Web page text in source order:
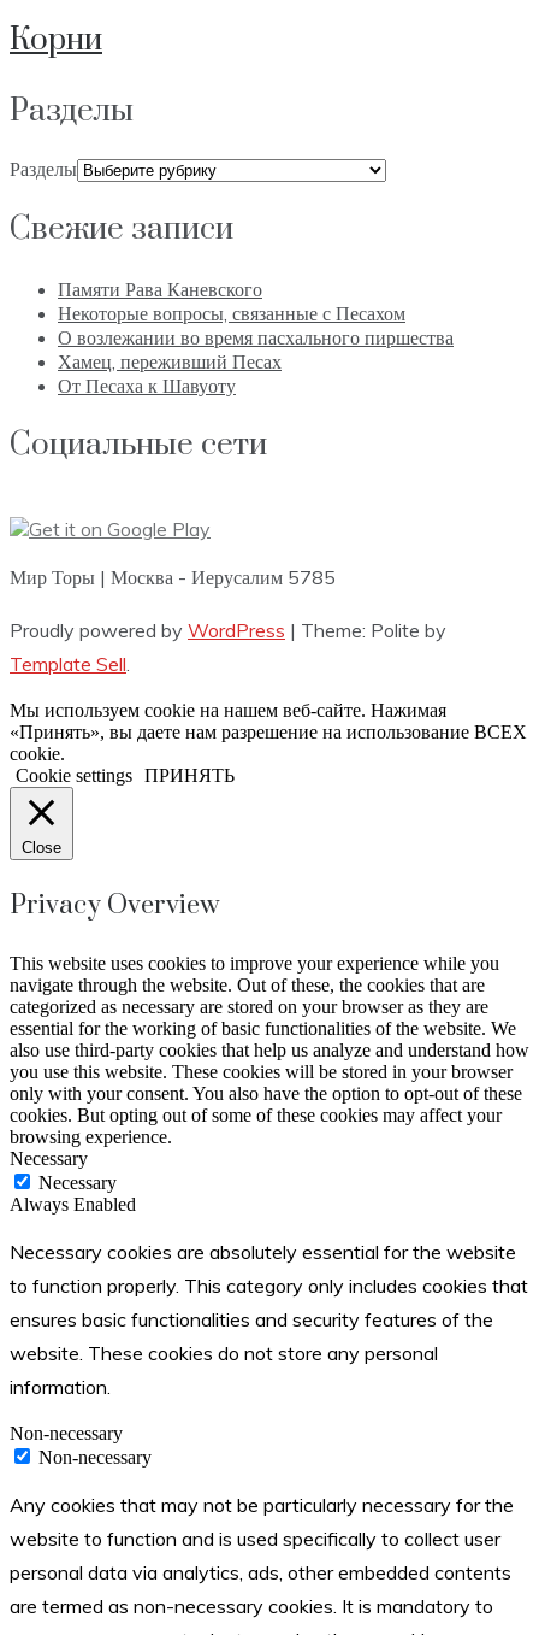
Корни
Разделы
Разделы
Свежие записи
Памяти Рава Каневского
Некоторые вопросы, связанные с Песахом
О возлежании во время пасхального пиршества
Хамец, переживший Песах
От Песаха к Шавуоту
Социальные сети
Мир Торы | Москва - Иерусалим 5785
Proudly powered by WordPress | Theme: Polite by
Template Sell
Мы используем cookie на нашем веб-сайте. Нажимая
«Принять», вы даете нам разрешение на использование ВСЕХ
cookie.
Cookie settings ПРИНЯТЬ
Close
Privacy Overview
This website uses cookies to improve your experience while you
navigate through the website. Out of these, the cookies that are
categorized as necessary are stored on your browser as they are
essential for the working of basic functionalities of the website. We
also use third-party cookies that help us analyze and understand how
you use this website. These cookies will be stored in your browser
only with your consent. You also have the option to opt-out of these
cookies. But opting out of some of these cookies may affect your
browsing experience.
Necessary
Necessary
Always Enabled
Necessary cookies are absolutely essential for the website
to function properly. This category only includes cookies that
ensures basic functionalities and security features of the
website. These cookies do not store any personal
information.
Non-necessary
Non-necessary
Any cookies that may not be particularly necessary for the
website to function and is used specifically to collect user
personal data via analytics, ads, other embedded contents
are termed as non-necessary cookies. It is mandatory to